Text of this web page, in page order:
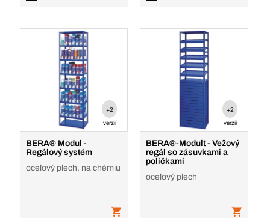
+2
verzií
BERA® Modul -
Regálový systém
oceľový plech, na chémiu
+2
verzií
BERA®-Modult - Vežový
regál so zásuvkami a
poličkami
oceľový plech